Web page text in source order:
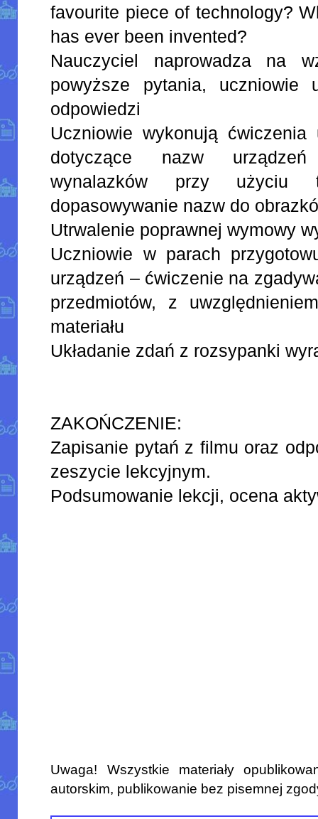
favourite piece of technology?
has ever been invented?
Nauczyciel naprowadza na
powyższe pytania, uczniowie
odpowiedzi
Uczniowie wykonują ćwiczenia
dotyczące nazw
wynalazków przy użyciu
dopasowywanie nazw do
Utrwalenie poprawnej wymowy
Uczniowie w parach
urządzeń – ćwiczenie na
przedmiotów, z
materiału
Układanie zdań z rozsypanki
ZAKOŃCZENIE:
Zapisanie pytań z filmu oraz
zeszycie lekcyjnym.
Podsumowanie lekcji, ocena
Uwaga! Wszystkie materiały
autorskim, publikowanie bez pisemnej